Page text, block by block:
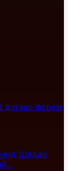
дугаар форум
Шадар